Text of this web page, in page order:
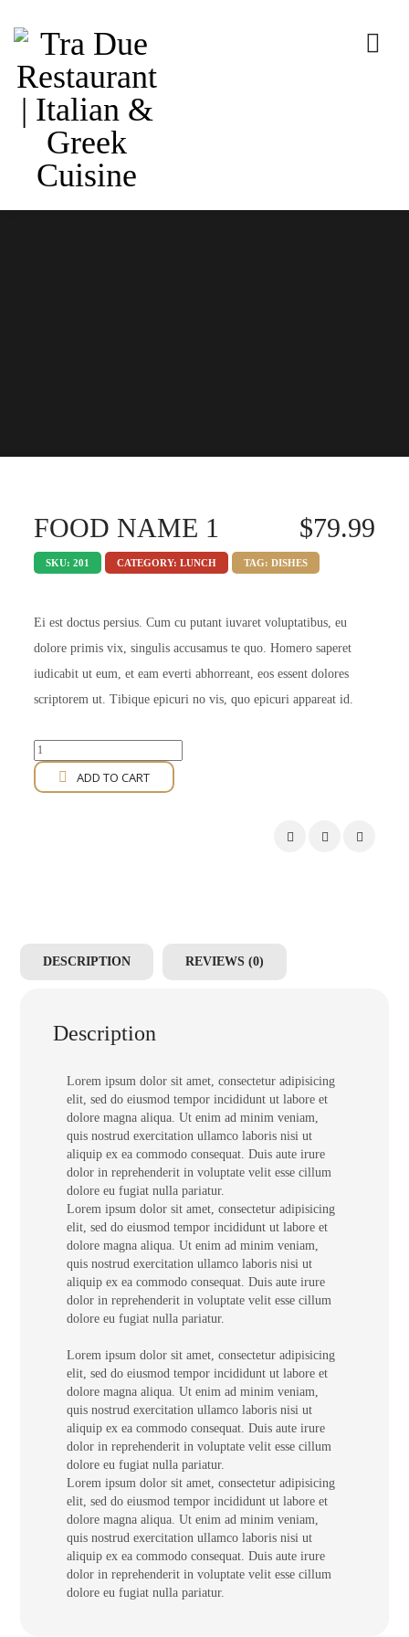
FOOD NAME 1 $79.99
SKU: 201 CATEGORY: LUNCH TAG: DISHES
Ei est doctus persius. Cum cu putant iuvaret voluptatibus, eu
dolore primis vix, singulis accusamus te quo. Homero saperet
iudicabit ut eum, et eam everti abhorreant, eos essent dolores
scriptorem ut. Tibique epicuri no vis, quo epicuri appareat id.
Food
Name
1
ADD TO CART
DESCRIPTION REVIEWS (0)
Description
Lorem ipsum dolor sit amet, consectetur adipisicing
elit, sed do eiusmod tempor incididunt ut labore et
dolore magna aliqua. Ut enim ad minim veniam,
quis nostrud exercitation ullamco laboris nisi ut
aliquip ex ea commodo consequat. Duis aute irure
dolor in reprehenderit in voluptate velit esse cillum
dolore eu fugiat nulla pariatur.
Lorem ipsum dolor sit amet, consectetur adipisicing
elit, sed do eiusmod tempor incididunt ut labore et
dolore magna aliqua. Ut enim ad minim veniam,
quis nostrud exercitation ullamco laboris nisi ut
aliquip ex ea commodo consequat. Duis aute irure
dolor in reprehenderit in voluptate velit esse cillum
dolore eu fugiat nulla pariatur.
Lorem ipsum dolor sit amet, consectetur adipisicing
elit, sed do eiusmod tempor incididunt ut labore et
dolore magna aliqua. Ut enim ad minim veniam,
quis nostrud exercitation ullamco laboris nisi ut
aliquip ex ea commodo consequat. Duis aute irure
dolor in reprehenderit in voluptate velit esse cillum
dolore eu fugiat nulla pariatur.
Lorem ipsum dolor sit amet, consectetur adipisicing
elit, sed do eiusmod tempor incididunt ut labore et
dolore magna aliqua. Ut enim ad minim veniam,
quis nostrud exercitation ullamco laboris nisi ut
aliquip ex ea commodo consequat. Duis aute irure
dolor in reprehenderit in voluptate velit esse cillum
dolore eu fugiat nulla pariatur.